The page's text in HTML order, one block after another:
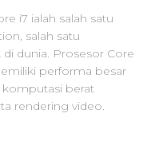
i7 ialah salah satu
salah satu
dunia. Prosesor Core
performa besar
komputasi berat
rendering video.